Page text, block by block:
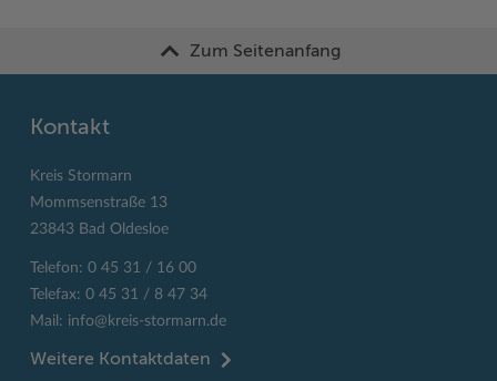
Zum Seitenanfang
Kontakt
Kreis Stormarn
Mommsenstraße 13
23843 Bad Oldesloe
Telefon: 0 45 31 / 16 00
Telefax: 0 45 31 / 8 47 34
Mail: info@kreis-stormarn.de
Weitere Kontaktdaten